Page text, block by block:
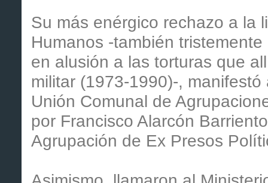
Su más enérgico rechazo a la
Humanos -también
en alusión a las torturas que
militar (1973-1990)-,
Unión Comunal de
por Francisco Alarcón
Agrupación de Ex Presos